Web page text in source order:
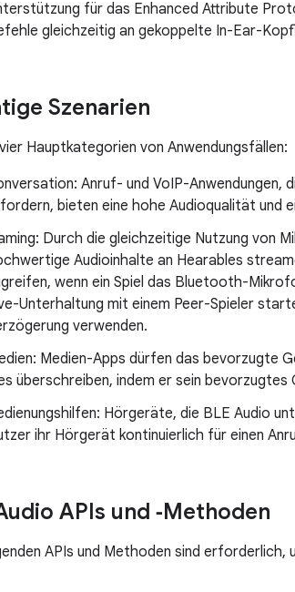
für das Enhanced Attribute
gleichzeitig an gekoppelte In-Ear-
Szenarien
Hauptkategorien von Anwendungsfällen:
Anruf- und VoIP-Anwendungen,
bieten eine hohe Audioqualität und
Durch die gleichzeitige Nutzung von
Audioinhalte an Hearables
wenn ein Spiel das Bluetooth-
Unterhaltung mit einem Peer-Spieler
verwenden.
Medien-Apps dürfen das bevorzugte
überschreiben, indem er sein
Hörgeräte, die BLE Audio
ihr Hörgerät kontinuierlich für einen
APIs und ‑Methoden
APIs und Methoden sind